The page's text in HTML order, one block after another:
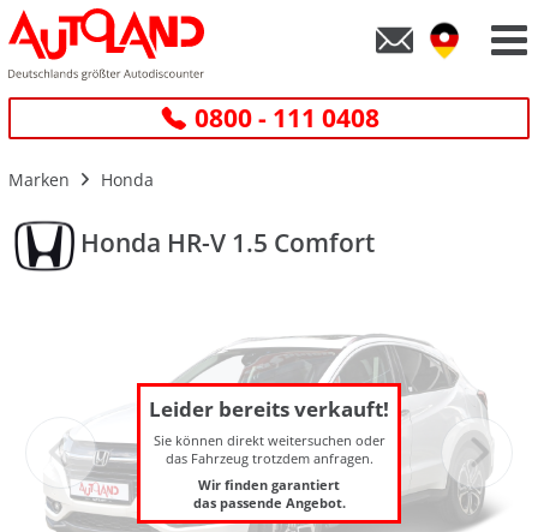
0800 - 111 0408
Marken Honda
Honda HR-V 1.5 Comfort
Leider bereits verkauft!
Sie können direkt weitersuchen oder
das Fahrzeug trotzdem anfragen.
Wir finden garantiert
das passende Angebot.